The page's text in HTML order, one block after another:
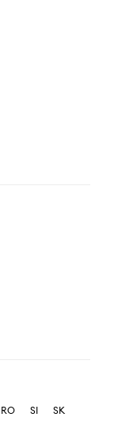
RO SI
SK